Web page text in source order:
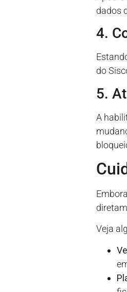
dados
4.
do
5.
A
Veja